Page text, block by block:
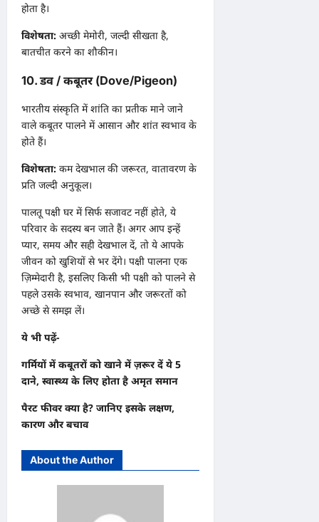
होता है।
विशेषता: अच्छी मेमोरी, जल्दी सीखता है,
बातचीत करने का शौकीन।
10. डव / कबूतर (Dove/Pigeon)
भारतीय संस्कृति में शांति का प्रतीक माने जाने
वाले कबूतर पालने में आसान और शांत स्वभाव के
होते हैं।
विशेषता: कम देखभाल की जरूरत, वातावरण के
प्रति जल्दी अनुकूल।
पालतू पक्षी घर में सिर्फ सजावट नहीं होते, ये
परिवार के सदस्य बन जाते हैं। अगर आप इन्हें
प्यार, समय और सही देखभाल दें, तो ये आपके
जीवन को खुशियों से भर देंगे। पक्षी पालना एक
ज़िम्मेदारी है, इसलिए किसी भी पक्षी को पालने से
पहले उसके स्वभाव, खानपान और जरूरतों को
अच्छे से समझ लें।
ये भी पढ़ें-
गर्मियों में कबूतरों को खाने में ज़रूर दें ये 5
दाने, स्वास्थ्य के लिए होता है अमृत समान
पैरट फीवर क्या है? जानिए इसके लक्षण,
कारण और बचाव
About the Author